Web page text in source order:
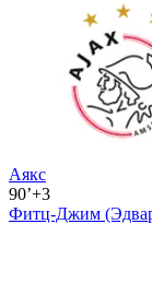
Аякс
90’+3
Фитц-Джим